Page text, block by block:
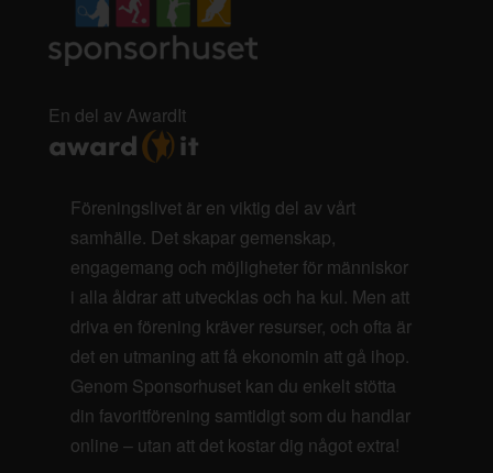
En del av AwardIt
Föreningslivet är en viktig del av vårt
samhälle. Det skapar gemenskap,
engagemang och möjligheter för människor
i alla åldrar att utvecklas och ha kul. Men att
driva en förening kräver resurser, och ofta är
det en utmaning att få ekonomin att gå ihop.
Genom Sponsorhuset kan du enkelt stötta
din favoritförening samtidigt som du handlar
online – utan att det kostar dig något extra!